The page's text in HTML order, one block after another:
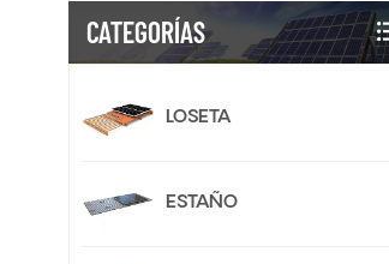
CATEGORÍAS
LOSETA
ESTAÑO